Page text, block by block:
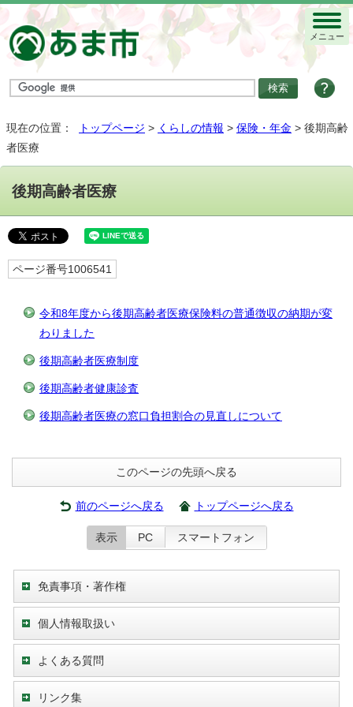
メニュー
現在の位置： トップページ > くらしの情報 > 保険・年金 > 後期高齢
者医療
後期高齢者医療
ページ番号1006541
令和8年度から後期高齢者医療保険料の普通徴収の納期が変
わりました
後期高齢者医療制度
後期高齢者健康診査
後期高齢者医療の窓口負担割合の見直しについて
このページの先頭へ戻る
前のページへ戻る トップページへ戻る
表示 PC スマートフォン
免責事項・著作権
個人情報取扱い
よくある質問
リンク集